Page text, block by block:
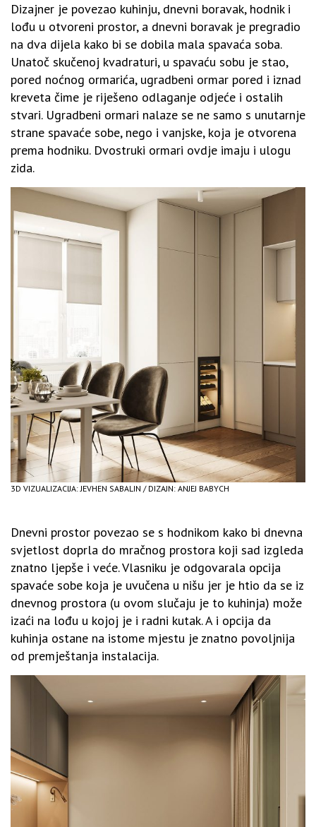
Dizajner je povezao kuhinju, dnevni boravak, hodnik i
lođu u otvoreni prostor, a dnevni boravak je pregradio
na dva dijela kako bi se dobila mala spavaća soba.
Unatoč skučenoj kvadraturi, u spavaću sobu je stao,
pored noćnog ormarića, ugradbeni ormar pored i iznad
kreveta čime je riješeno odlaganje odjeće i ostalih
stvari. Ugradbeni ormari nalaze se ne samo s unutarnje
strane spavaće sobe, nego i vanjske, koja je otvorena
prema hodniku. Dvostruki ormari ovdje imaju i ulogu
zida.
3D VIZUALIZACIJA: JEVHEN SABALIN / DIZAJN: ANJEJ BABYCH
Dnevni prostor povezao se s hodnikom kako bi dnevna
svjetlost doprla do mračnog prostora koji sad izgleda
znatno ljepše i veće. Vlasniku je odgovarala opcija
spavaće sobe koja je uvučena u nišu jer je htio da se iz
dnevnog prostora (u ovom slučaju je to kuhinja) može
izaći na lođu u kojoj je i radni kutak. A i opcija da
kuhinja ostane na istome mjestu je znatno povoljnija
od premještanja instalacija.